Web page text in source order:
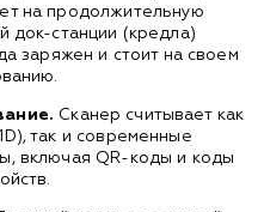
на продолжительную
док-станции (кредла)
заряжен и стоит на своем
Сканер считывает как
так и современные
включая QR-коды и коды